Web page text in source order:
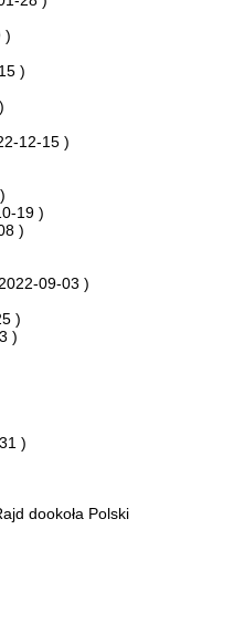
)
)
12-15 )
19 )
)
09-03 )
)
)
)
dookoła Polski